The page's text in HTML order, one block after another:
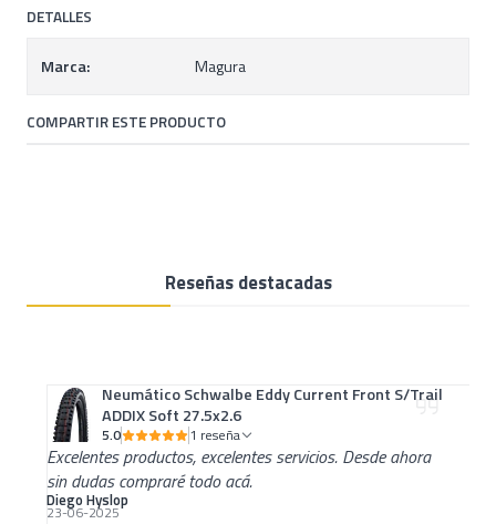
DETALLES
Marca: Magura
COMPARTIR ESTE PRODUCTO
Reseñas destacadas
Neumático Schwalbe Eddy Current Front S/Trail
ADDIX Soft 27.5x2.6
5.0 1 reseña
Excelentes productos, excelentes servicios. Desde ahora
sin dudas compraré todo acá.
Diego Hyslop
23-06-2025